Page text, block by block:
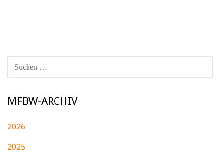
NACH:
MFBW-ARCHIV
2026
2025